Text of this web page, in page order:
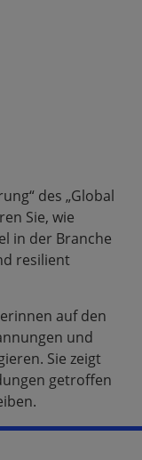
des „Global
Sie, wie
in der Branche
resilient
auf den
und
Sie zeigt
getroffen